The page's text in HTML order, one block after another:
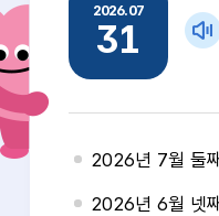
2026.07
31
2026년 7월 둘
2026년 6월 넷